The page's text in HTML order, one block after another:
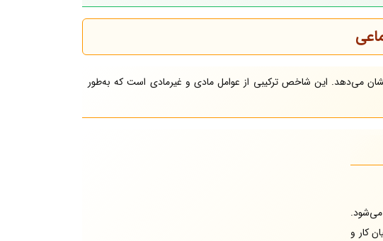
می‌دهد. این شاخص ترکیبی از عوامل مادی و غیرمادی است که به‌طور
می‌شود.
کار و